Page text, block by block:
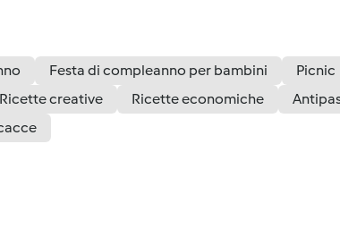
Festa di compleanno per bambini Picnic
Ricette creative Ricette economiche